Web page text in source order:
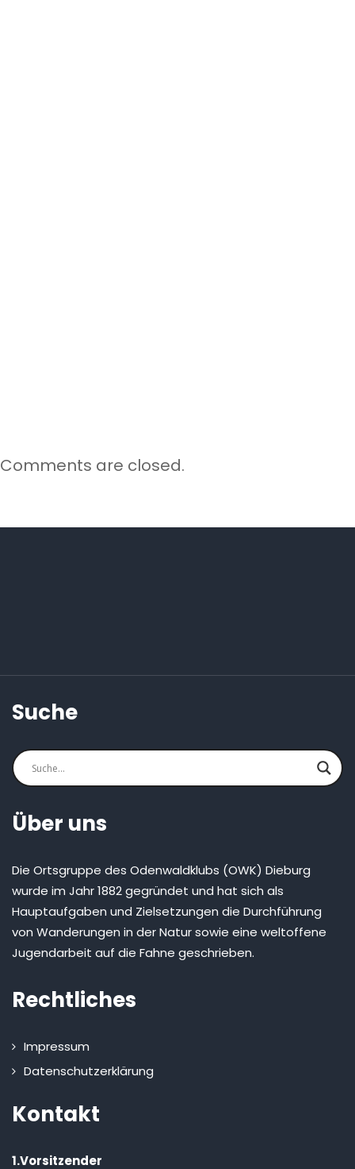
Comments are closed.
Suche
Über uns
Die Ortsgruppe des Odenwaldklubs (OWK) Dieburg
wurde im Jahr 1882 gegründet und hat sich als
Hauptaufgaben und Zielsetzungen die Durchführung
von Wanderungen in der Natur sowie eine weltoffene
Jugendarbeit auf die Fahne geschrieben.
Rechtliches
Impressum
Datenschutzerklärung
Kontakt
1.Vorsitzender